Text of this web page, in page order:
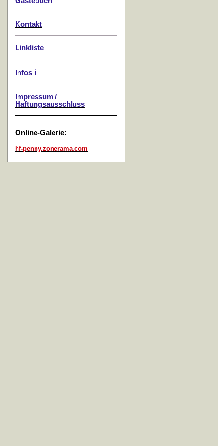
Kontakt
Linkliste
Infos ℹ️
Impressum /
Haftungsausschluss
Online-Galerie:
hf-penny.zonerama.com